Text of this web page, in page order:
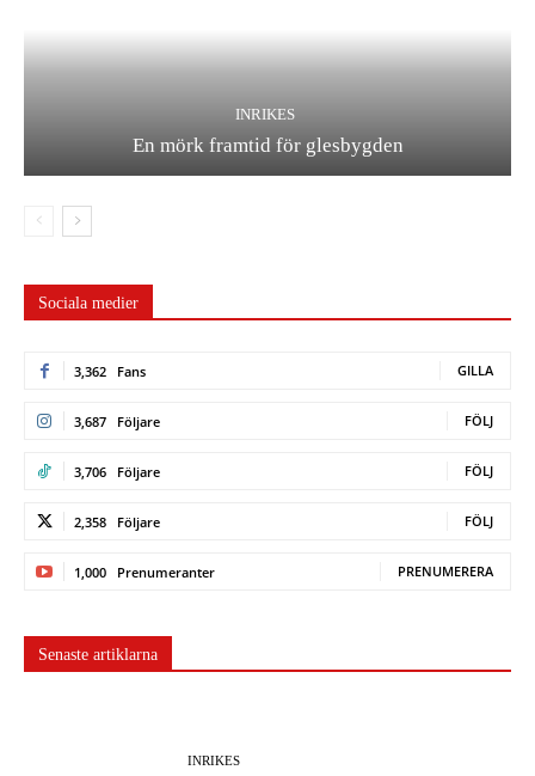
INRIKES
En mörk framtid för glesbygden
Sociala medier
3,362 Fans GILLA
3,687 Följare FÖLJ
3,706 Följare FÖLJ
2,358 Följare FÖLJ
1,000 Prenumeranter PRENUMERERA
Senaste artiklarna
INRIKES